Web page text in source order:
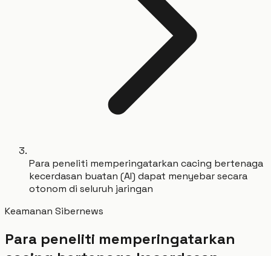
Para peneliti memperingatarkan cacing bertenaga
kecerdasan buatan (AI) dapat menyebar secara
otonom di seluruh jaringan
Keamanan Sibernews
Para peneliti memperingatarkan